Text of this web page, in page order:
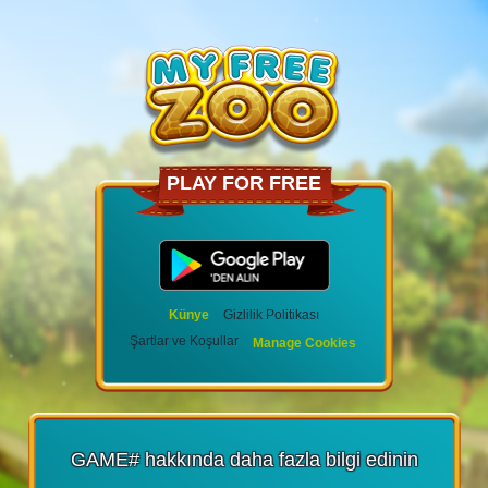
PLAY FOR FREE
Künye
Gizlilik Politikası
Şartlar ve Koşullar
Manage Cookies
GAME# hakkında daha fazla bilgi edinin